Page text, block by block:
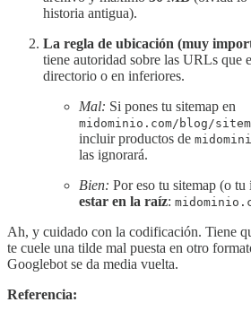
historia antigua).
La regla de ubicación (muy
tiene autoridad sobre las URLs que
directorio o en inferiores.
Mal: Si pones tu sitemap en
midominio.com/blog/
incluir productos de
las ignorará.
Bien: Por eso tu sitemap (o tu
estar en la raíz:
Ah, y cuidado con la codificación. Tiene
te cuele una tilde mal puesta en otro
Googlebot se da media vuelta.
Referencia: